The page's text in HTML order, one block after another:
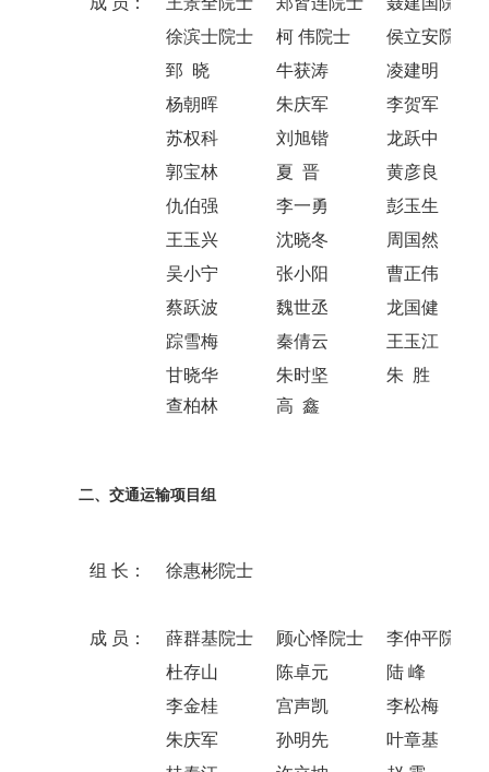
徐滨士院士
柯 伟院士
侯立安院士
郅 晓
牛获涛
凌建明
杨朝晖
朱庆军
李贺军
苏权科
刘旭锴
龙跃中
郭宝林
夏 晋
黄彦良
仇伯强
李一勇
彭玉生
王玉兴
沈晓冬
周国然
吴小宁
张小阳
曹正伟
蔡跃波
魏世丞
龙国健
踪雪梅
秦倩云
王玉江
甘晓华
朱时坚
朱 胜
查柏林
高 鑫
二、交通运输项目组
组 长： 徐惠彬院士
成 员： 薛群基院士 顾心怿院士
李仲平院士
杜存山
陈卓元
陆 峰
李金桂
宫声凯
李松梅
朱庆军
孙明先
叶章基